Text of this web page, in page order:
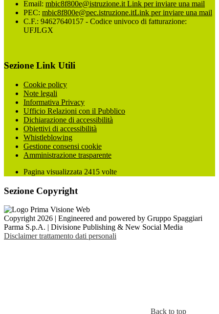
Email: mbic8f800e@istruzione.it Link per inviare una mail
PEC: mbic8f800e@pec.istruzione.itLink per inviare una mail
C.F.: 94627640157 - Codice univoco di fatturazione:
UFJLGX
Sezione Link Utili
Cookie policy
Note legali
Informativa Privacy
Ufficio Relazioni con il Pubblico
Dichiarazione di accessibilità
Obiettivi di accessibilità
Whistleblowing
Gestione consensi cookie
Amministrazione trasparente
Pagina visualizzata 2415 volte
Sezione Copyright
Copyright 2026 | Engineered and powered by Gruppo Spaggiari
Parma S.p.A. | Divisione Publishing & New Social Media
Disclaimer trattamento dati personali
Back to top